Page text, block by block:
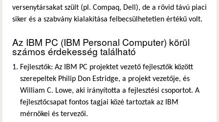
versenytársakat szült (pl. Compaq, Dell), de a rövid távú piaci
siker és a szabvány kialakítása felbecsülhetetlen értékű volt.
Az IBM PC (IBM Personal Computer) körül
számos érdekesség található
Fejlesztők: Az IBM PC projektet vezető fejlesztők között
szerepeltek Philip Don Estridge, a projekt vezetője, és
William C. Lowe, aki irányította a fejlesztési csoportot. A
fejlesztőcsapat fontos tagjai közé tartoztak az IBM
mérnökei és tervezői.